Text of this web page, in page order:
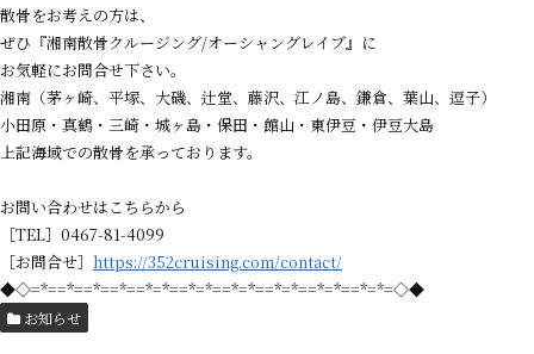
散骨をお考えの方は、
ぜひ『湘南散骨クルージング/オーシャングレイブ』に
お気軽にお問合せ下さい。
湘南（茅ヶ崎、平塚、大磯、辻堂、藤沢、江ノ島、鎌倉、葉山、逗子）
小田原・真鶴・三崎・城ヶ島・保田・館山・東伊豆・伊豆大島
上記海域での散骨を承っております。
お問い合わせはこちらから
［TEL］0467-81-4099
［お問合せ］ https://352cruising.com/contact/
◆◇=*==*==*==*==*=*==*=*==*=*==*=*==*=*==*=*=◇◆
お知らせ